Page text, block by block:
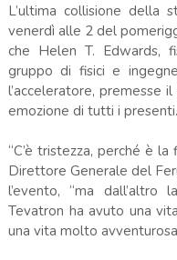
L’ultima collisione della
venerdì alle 2 del
che Helen T. Edwards,
gruppo di fisici e
l’acceleratore, premesse
emozione di tutti i presenti.
“C’è tristezza, perché è la
Direttore Generale del
l’evento, “ma
Tevatron ha avuto una
una vita molto